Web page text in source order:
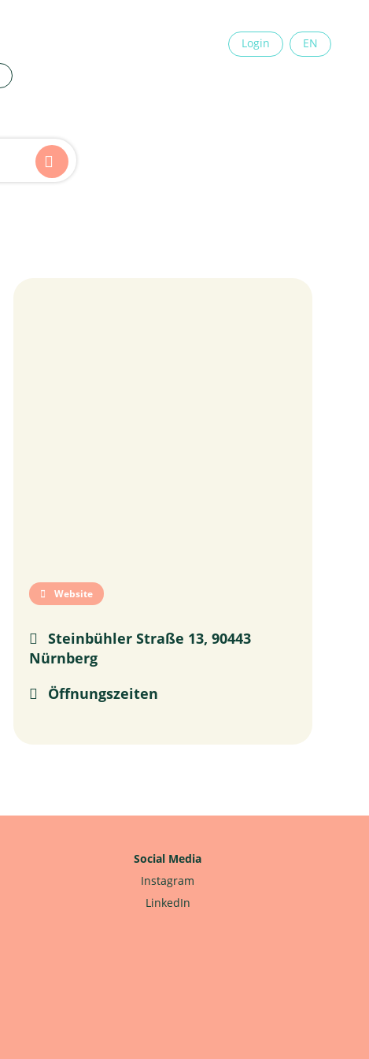
Login EN ×
Website
Steinbühler Straße 13, 90443
Nürnberg
Öffnungszeiten
Social Media
Instagram
LinkedIn